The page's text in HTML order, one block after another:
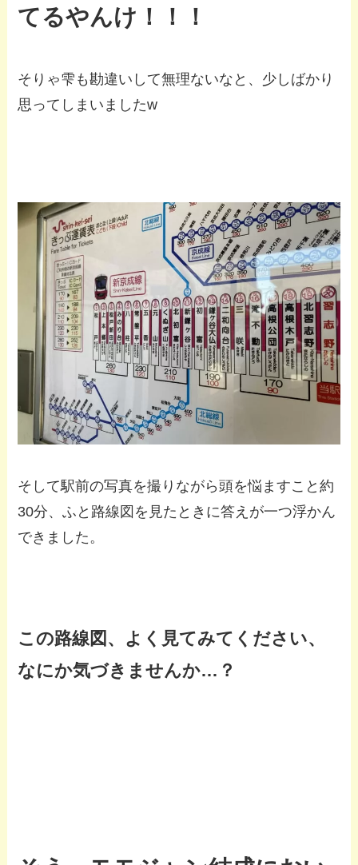
てるやんけ！！！
そりゃ雫も勘違いして無理ないなと、少しばかり
思ってしまいましたw
そして駅前の写真を撮りながら頭を悩ますこと約
30分、ふと路線図を見たときに答えが一つ浮かん
できました。
この路線図、よく見てみてください、
なにか気づきませんか…？